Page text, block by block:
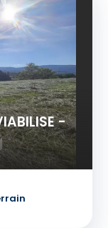
-